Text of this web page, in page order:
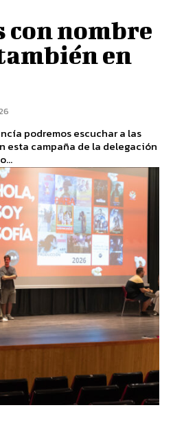
con nombre
en
podremos escuchar a las
esta campaña de la delegación